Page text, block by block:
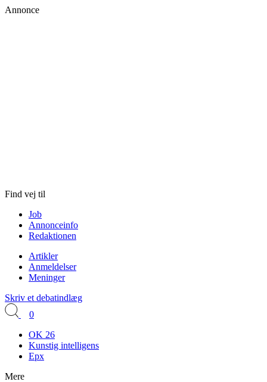
Annonce
Find vej til
Job
Annonceinfo
Redaktionen
Artikler
Anmeldelser
Meninger
Skriv et debatindlæg
0
OK 26
Kunstig intelligens
Epx
Mere